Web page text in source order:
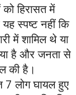
को हिरासत में
स्पष्ट नहीं कि
में शामिल थे या
है और जनता से
की है।
लोग घायल हुए